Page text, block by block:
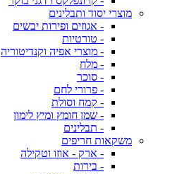
מוצרי יסוד ותבלינים
- אגוזים ופירות יבשים
- טורטיות
- מוצרי אפיה וקנדיטוריה
- מלח
- סוכר
- פרורי לחם
- קמח וסולת
- שמן חומץ ומיץ לימון
- תבלינים
משקאות חריפים
- ארק - אוזו וטקילה
- בירות